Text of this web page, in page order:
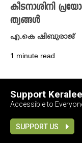
കീടനാശിനി
ത്യങ്ങൾ
എ.കെ ഷിബുരാജ്
1 minute read
Support
Accessible to
SUPPORT US